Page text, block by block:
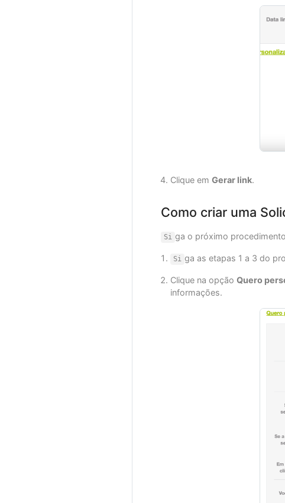
Clique em Gerar link.
Como criar uma
Si ga o próximo
Si ga as etapas 1 a 3 do
Clique na opção Quero
informações.